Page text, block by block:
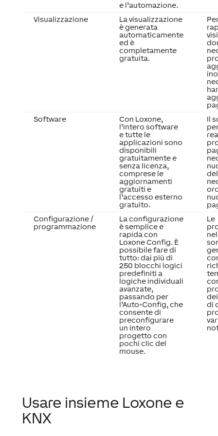
e l’automazione.
Visualizzazione
La visualizzazione
è generata
automaticamente
ed è
completamente
gratuita.
Software
Con Loxone,
l’intero software
e tutte le
applicazioni sono
disponibili
gratuitamente e
senza licenza,
comprese le
aggiornamenti
gratuiti e
l’accesso esterno
gratuito.
Il
Configurazione /
programmazione
La configurazione
è semplice e
rapida con
Loxone Config. È
possibile fare di
tutto: dai più di
250 blocchi logici
predefiniti a
logiche individuali
avanzate,
passando per
l’Auto-Config, che
consente di
preconfigurare
un intero
progetto con
pochi clic del
mouse.
Le
di
Usare insieme Loxone e
KNX